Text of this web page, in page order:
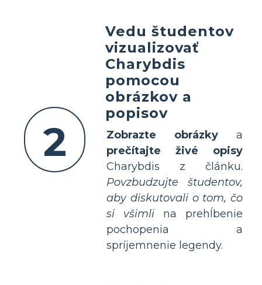
2
Vedu študentov
vizualizovať
Charybdis
pomocou
obrázkov a
popisov
Zobrazte obrázky a
prečítajte živé opisy
Charybdis z článku.
Povzbudzujte študentov,
aby diskutovali o tom, čo
si všimli na prehĺbenie
pochopenia a
spríjemnenie legendy.